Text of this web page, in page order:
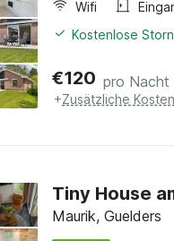
Wifi
Kostenlose
€120 pro Nacht
+Zusätzliche Kosten
Tiny House
Maurik, Guelders